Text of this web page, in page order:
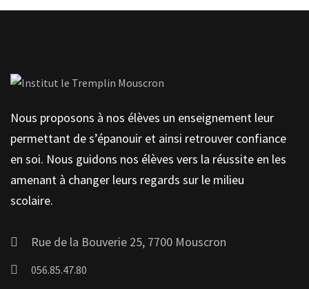
Nous proposons à nos élèves un enseignement leur
permettant de s’épanouir et ainsi retrouver confiance
en soi. Nous guidons nos élèves vers la réussite en les
amenant à changer leurs regards sur le milieu
scolaire.
Rue de la Bouverie 25, 7700 Mouscron
056.85.47.80